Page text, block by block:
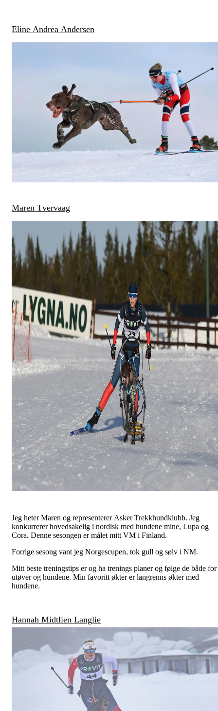
Eline Andrea Andersen
Maren Tvervaag
Jeg heter Maren og representerer Asker Trekkhundklubb. Jeg
konkurrerer hovedsakelig i nordisk med hundene mine, Lupa og
Cora. Denne sesongen er målet mitt VM i Finland.
Forrige sesong vant jeg Norgescupen, tok gull og sølv i NM.
Mitt beste treningstips er og ha trenings planer og følge de både for
utøver og hundene. Min favoritt økter er langrenns økter med
hundene.
Hannah Midtlien Langlie